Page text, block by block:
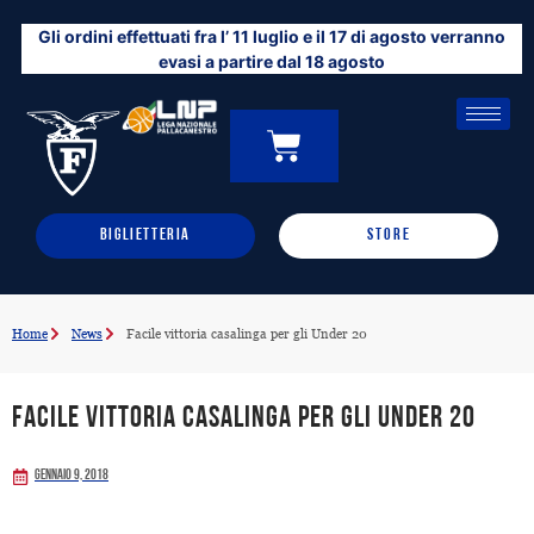
contenuto
Gli ordini effettuati fra l’ 11 luglio e il 17 di agosto verranno
evasi a partire dal 18 agosto
0
CARRELLO
BIGLIETTERIA STORE
Home News Facile vittoria casalinga per gli Under 20
Facile vittoria casalinga per gli Under 20
Gennaio 9, 2018